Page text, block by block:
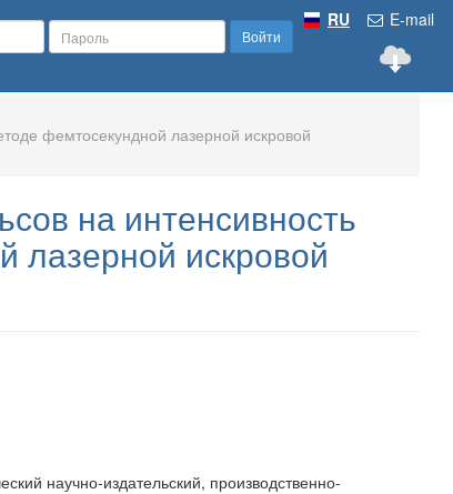
E-mail
RU
Войти
фемтосекундной лазерной искровой
на интенсивность
лазерной искровой
научно-издательский, производственно-